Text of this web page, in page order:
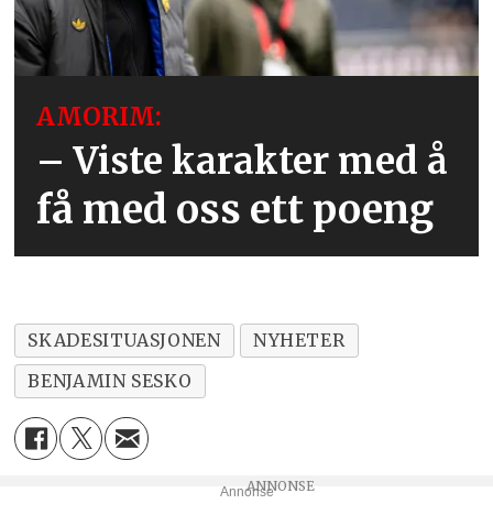
AMORIM:
– Viste karakter med å
få med oss ett poeng
SKADESITUASJONEN
NYHETER
BENJAMIN SESKO
Annonse